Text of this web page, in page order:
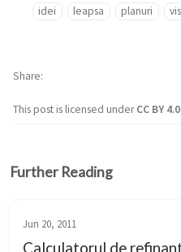
idei leapsa planuri
This post is licensed underCC BY 4.0
Share
Further Reading
Jun 20, 2011
Calculatorul de